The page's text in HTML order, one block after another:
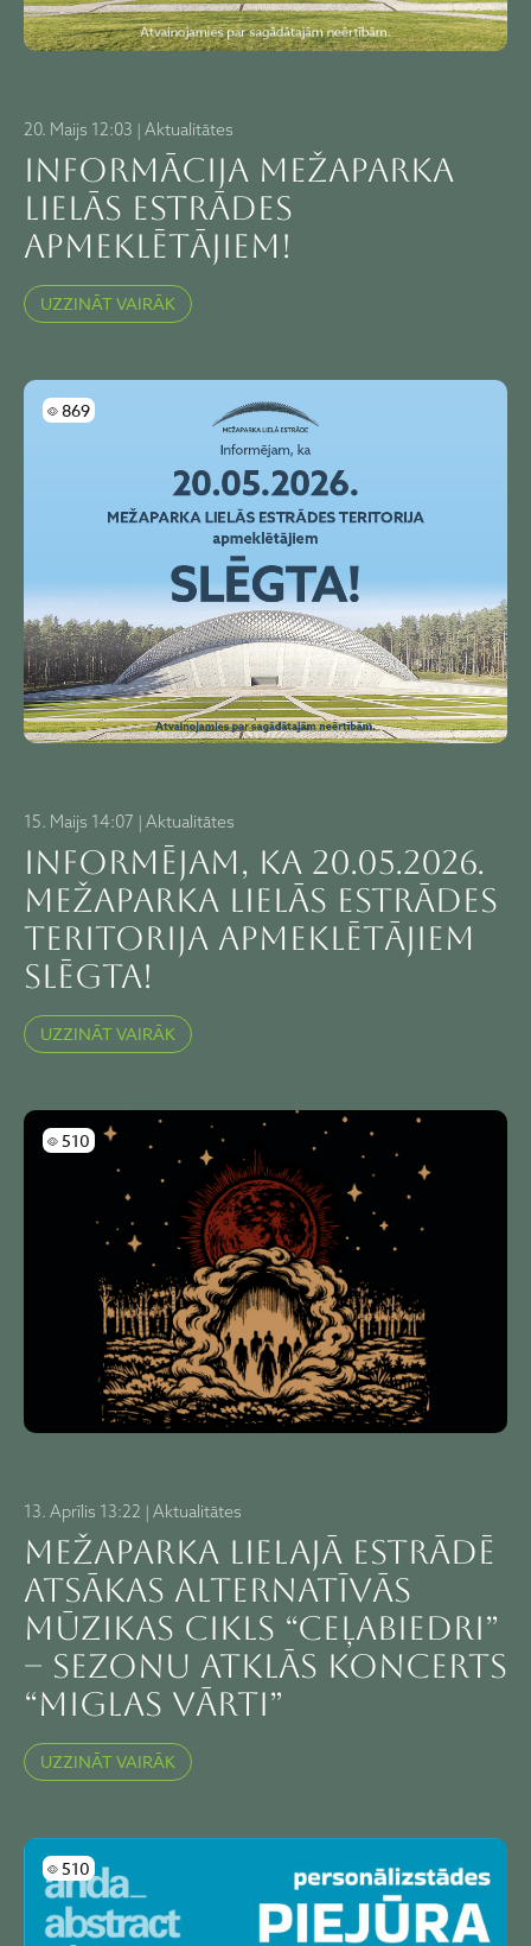
20. Maijs 12:03 | Aktualitātes
Informācija Mežaparka
Lielās estrādes
apmeklētājiem!
UZZINĀT VAIRĀK
869
Skatījumi
15. Maijs 14:07 | Aktualitātes
Informējam, ka 20.05.2026.
Mežaparka Lielās estrādes
teritorija apmeklētājiem
SLĒGTA!
UZZINĀT VAIRĀK
510
Skatījumi
13. Aprīlis 13:22 | Aktualitātes
Mežaparka Lielajā estrādē
atsākas alternatīvās
mūzikas cikls “Ceļabiedri”
– sezonu atklās koncerts
“Miglas vārti”
UZZINĀT VAIRĀK
510
Skatījumi